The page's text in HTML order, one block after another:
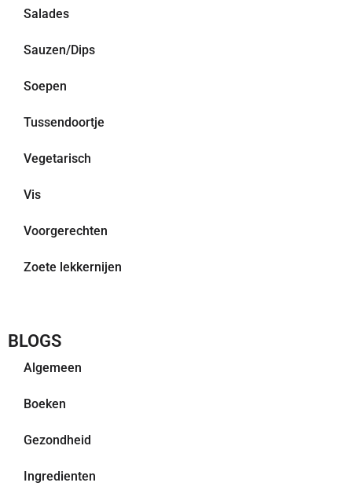
Salades
Sauzen/Dips
Soepen
Tussendoortje
Vegetarisch
Vis
Voorgerechten
Zoete lekkernijen
BLOGS
Algemeen
Boeken
Gezondheid
Ingredienten